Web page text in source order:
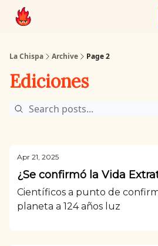
La Chispa Archive Page 2
Ediciones
Apr 21, 2025
¿Se confirmó la Vida
Científicos a punto de
planeta a 124 años luz